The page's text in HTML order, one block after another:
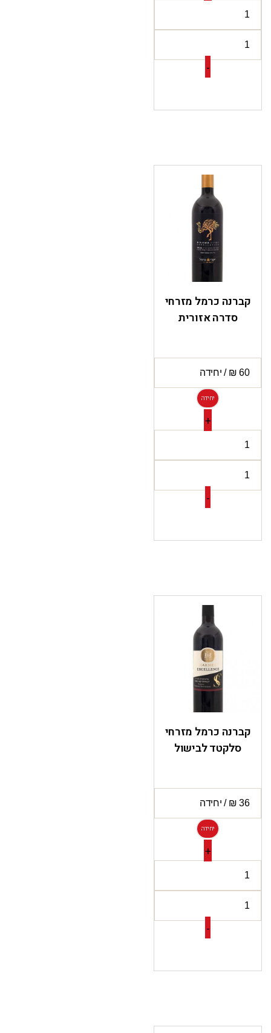
-
קברנה כרמל מזרחי
סדרה אזורית
יחידה
+
-
קברנה כרמל מזרחי
סלקטד לבישול
יחידה
+
-